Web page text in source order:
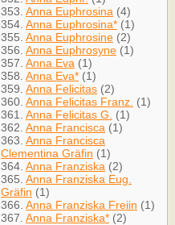
353. Anna Euphrosina (4)
354. Anna Euphrosina* (1)
355. Anna Euphrosine (2)
356. Anna Euphrosyne (1)
357. Anna Eva (1)
358. Anna Eva* (1)
359. Anna Felicitas (2)
360. Anna Felicitas Franz. (1)
361. Anna Felicitas G.
(1)
362. Anna Francisca (1)
363. Anna Francisca
Clementina Gräfin (1)
364. Anna Franziska (2)
365. Anna Franziska Eug.
Gräfin (1)
366. Anna Franziska Freiin (1)
367. Anna Franziska* (2)